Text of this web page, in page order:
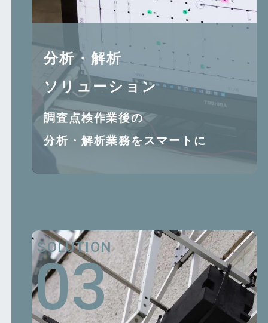
分析・解析
ソリューション
調査点検作業後の
分析・解析業務をスマートに